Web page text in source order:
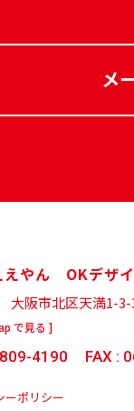
メ
えやん OKデザ
大阪市北区天満1-
で見る ]
4190 FAX :
ーポリシー